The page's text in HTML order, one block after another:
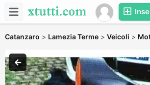
Catanzaro > Lamezia Terme > Veicoli >